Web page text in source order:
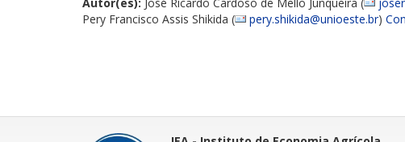
Pery Francisco Assis Shikida (
pery.shikida@unioeste.br)